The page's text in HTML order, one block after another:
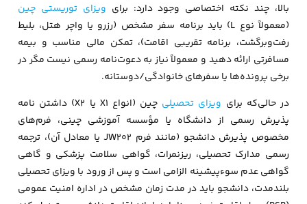
بالا، چند نکته اختصاصی وجود دارد: برای ویزای توریستی چین
(معمولاً نوع L) باید برنامه سفر مشخص (رزرو یا واچر هتل، بلیط
رفت‌وبرگشت، برنامه تقریبی اقامت)، تمکن مالی مناسب و بیمه
مسافرتی ارائه دهید و معمولاً نیاز به دعوت‌نامه رسمی نیست مگر در
برخی پرونده‌ها یا سفرهای خانوادگی/دوستانه.
در حالی‌که برای ویزای تحصیلی
چین (انواع X1 یا X2) داشتن نامه
پذیرش رسمی از دانشگاه یا مؤسسه آموزشی چینی، فرم‌های
مخصوص پذیرش دانشجو (مانند فرم JW202 یا معادل آن)، ترجمه
رسمی مدارک تحصیلی، ریزنمرات، گواهی سلامت پزشکی و گاهی
گواهی عدم سوءپیشینه الزامی است و پس از ورود با ویزای تحصیلی
بلندمدت، دانشجو باید در مدت زمان مشخص در اداره امنیت عمومی